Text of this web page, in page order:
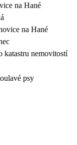
na Hané
na Hané
katastru nemovitostí
psy